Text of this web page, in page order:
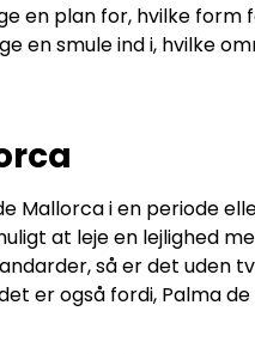
plan for, hvilke form
en smule ind i, hvilke
Mallorca i en periode
at leje en lejlighed
så er det uden
er også fordi, Palma